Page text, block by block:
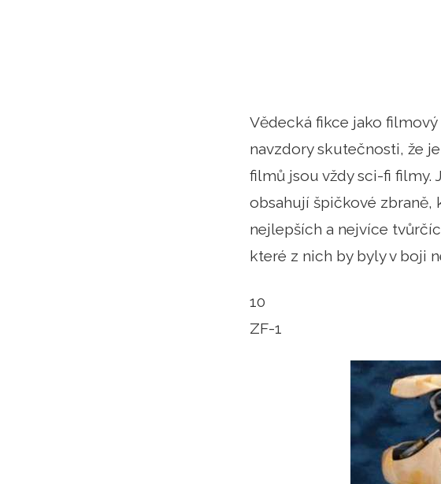
Vědecká fikce jako
navzdory skutečnosti, že
filmů jsou vždy sci-fi filmy.
obsahují špičkové zbraně,
nejlepších a nejvíce
které z nich by byly v boji
10
ZF-1